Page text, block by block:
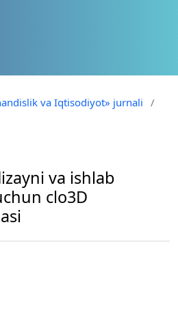
va Iqtisodiyot» jurnali
/
va ishlab
clo3D